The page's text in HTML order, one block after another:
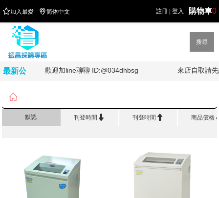
註冊 登入 購物車0
加入最愛 简体中文
搜尋
最新公 歡迎加line聊聊 ID:@034dhbsg 來店自取請先

默認 刊登時間  刊登時間  商品價格